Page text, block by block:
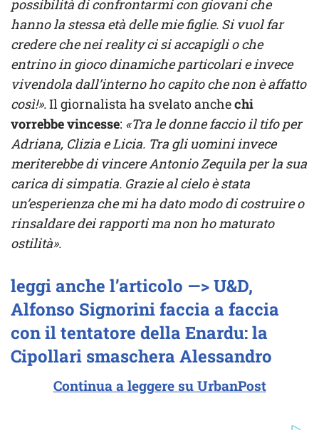
possibilità di confrontarmi con giovani che
hanno la stessa età delle mie figlie. Si vuol far
credere che nei reality ci si accapigli o che
entrino in gioco dinamiche particolari e invece
vivendola dall’interno ho capito che non è affatto
così!».Il giornalista ha svelato anchechi
vorrebbe vincesse: «Tra le donne faccio il tifo per
Adriana, Clizia e Licia. Tra gli uomini invece
meriterebbe di vincere Antonio Zequila per la sua
carica di simpatia. Grazie al cielo è stata
un’esperienza che mi ha dato modo di costruire o
rinsaldare dei rapporti ma non ho maturato
ostilità».
leggi anche l’articolo —> U&D,
Alfonso Signorini faccia a faccia
con il tentatore della Enardu: la
Cipollari smaschera Alessandro
Continua a leggere su UrbanPost